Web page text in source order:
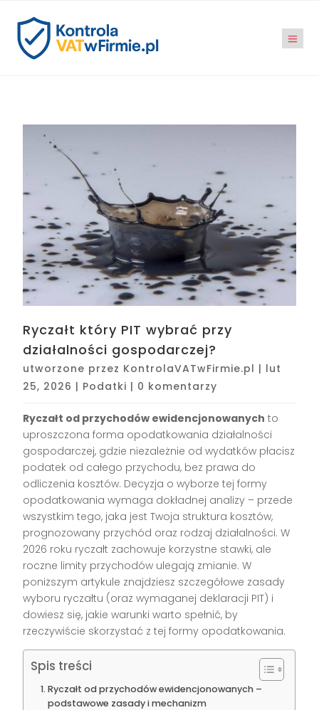
Ryczałt który PIT wybrać przy
działalności gospodarczej?
utworzone przez KontrolaVATwFirmie.pl | lut
25, 2026 | Podatki | 0 komentarzy
Ryczałt od przychodów ewidencjonowanych to
uproszczona forma opodatkowania działalności
gospodarczej, gdzie niezależnie od wydatków płacisz
podatek od całego przychodu, bez prawa do
odliczenia kosztów. Decyzja o wyborze tej formy
opodatkowania wymaga dokładnej analizy – przede
wszystkim tego, jaka jest Twoja struktura kosztów,
prognozowany przychód oraz rodzaj działalności. W
2026 roku ryczałt zachowuje korzystne stawki, ale
roczne limity przychodów ulegają zmianie. W
poniższym artykule znajdziesz szczegółowe zasady
wyboru ryczałtu (oraz wymaganej deklaracji PIT) i
dowiesz się, jakie warunki warto spełnić, by
rzeczywiście skorzystać z tej formy opodatkowania.
Spis treści
Ryczałt od przychodów ewidencjonowanych –
podstawowe zasady i mechanizm